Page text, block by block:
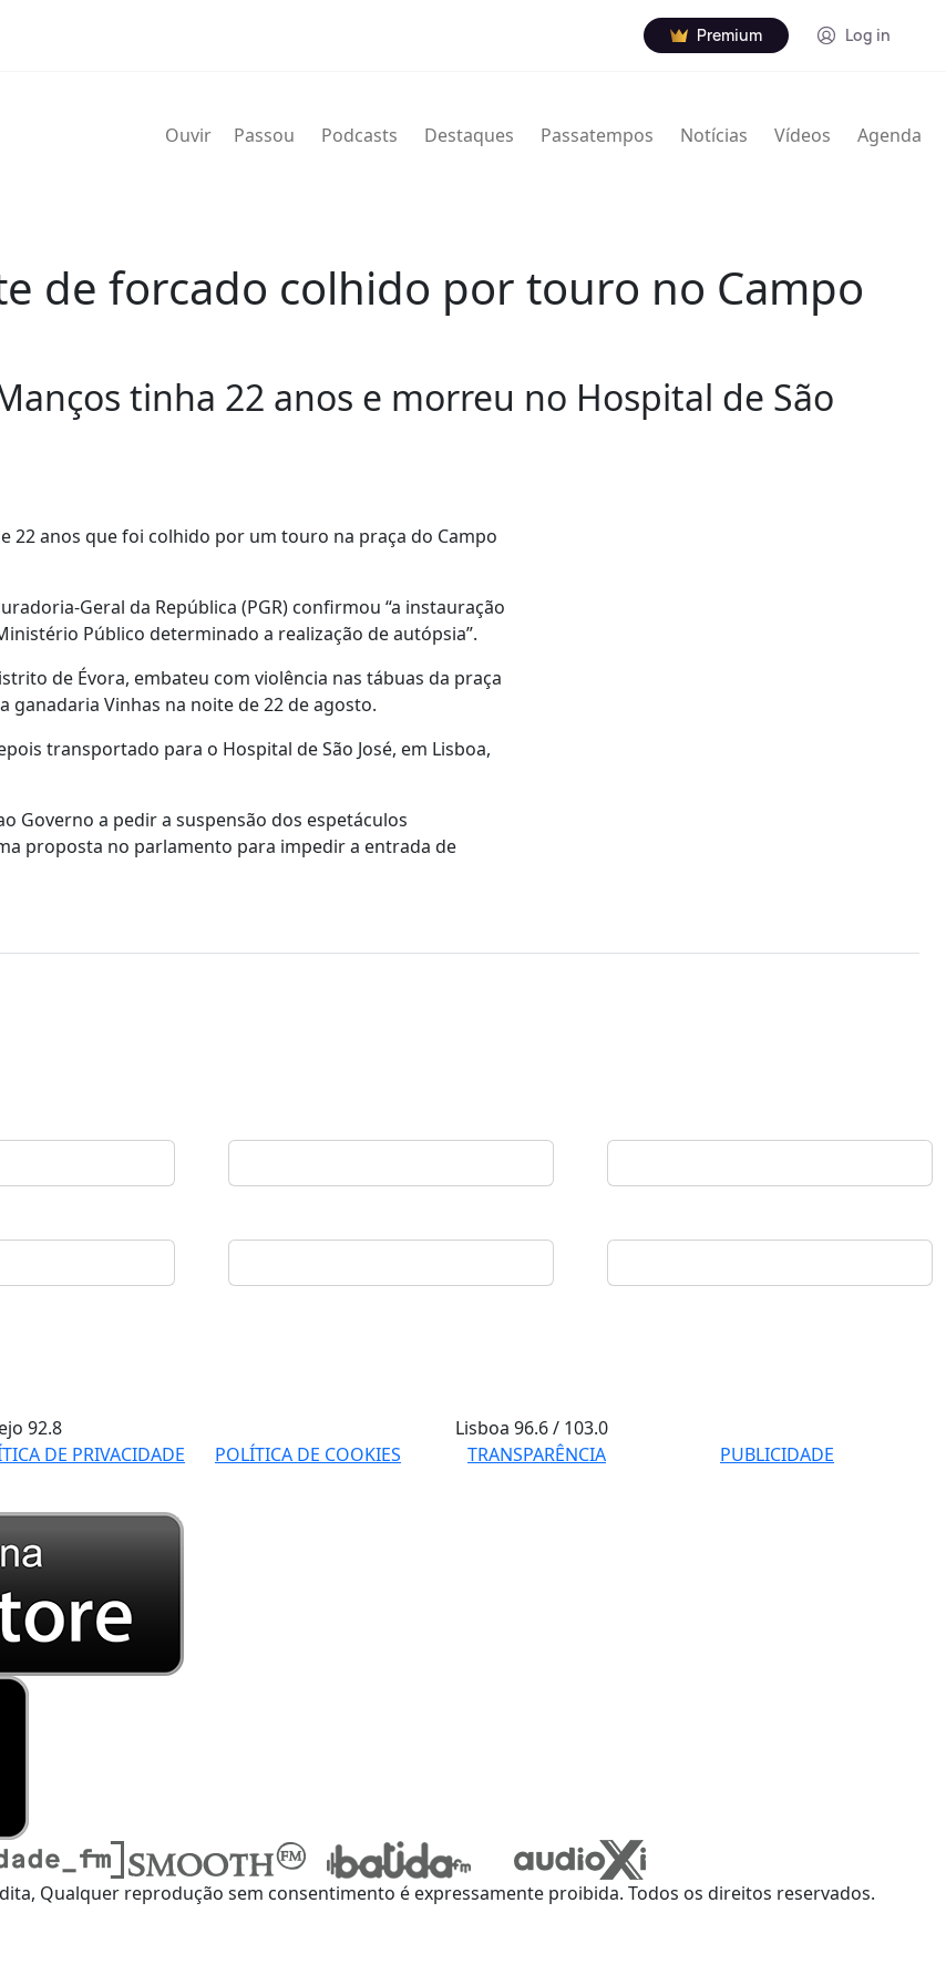
Premium Log in
Ouvir Passou Podcasts Destaques Passatempos Notícias Vídeos Agenda
de forcado colhido por touro no Campo
tinha 22 anos e morreu no Hospital de São
anos que foi colhido por um touro na praça do Campo
Geral da República (PGR) confirmou “a instauração
Público determinado a realização de autópsia”.
de Évora, embateu com violência nas tábuas da praça
Vinhas na noite de 22 de agosto.
transportado para o Hospital de São José, em Lisboa,
Governo a pedir a suspensão dos espetáculos
proposta no parlamento para impedir a entrada de
92.8 Lisboa96.6 / 103.0
DE PRIVACIDADE POLÍTICA DE COOKIES TRANSPARÊNCIA
PUBLICIDADE
Qualquer reprodução sem consentimento é expressamente proibida. Todos os direitos reservados.